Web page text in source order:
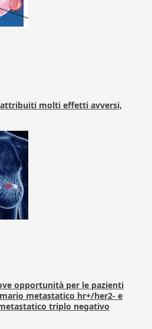
molti effetti avversi,
opportunità per le pazienti
metastatico hr+/her2- e
triplo negativo